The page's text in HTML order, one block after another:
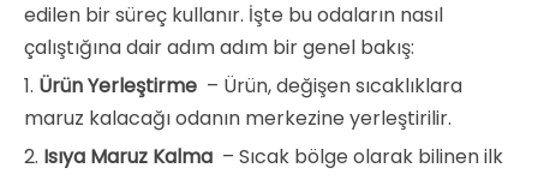
edilen bir süreç kullanır. İşte bu odaların nasıl
çalıştığına dair adım adım bir genel bakış:
1. Ürün Yerleştirme – Ürün, değişen sıcaklıklara
maruz kalacağı odanın merkezine yerleştirilir.
2. Isıya Maruz Kalma – Sıcak bölge olarak bilinen ilk